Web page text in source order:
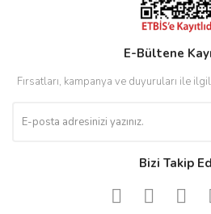
E-Bültene
Fırsatları, kampanya ve duyuruları ile
Bizi Takip